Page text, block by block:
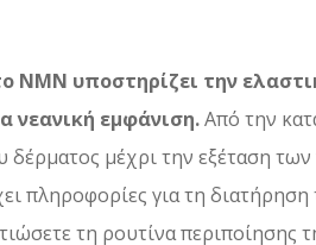
NMN υποστηρίζει την
νεανική εμφάνιση.Από την
δέρματος μέχρι την εξέταση
πληροφορίες για τη διατήρηση
τη ρουτίνα περιποίησης